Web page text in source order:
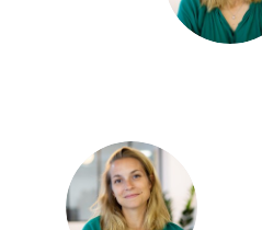
CC